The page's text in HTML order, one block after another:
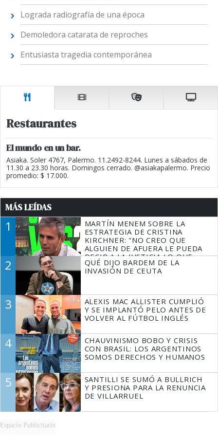
Lograda radiografía de una época
Demoledora catarata de reproches
Entusiasta tragedia contemporánea
Restaurantes
El mundo en un bar.
Asiaka. Soler 4767, Palermo. 11.2492-8244. Lunes a sábados de
11.30 a 23.30 horas. Domingos cerrado. @asiakapalermo. Precio
promedio: $ 17.000.
MÁS LEÍDAS
1
MARTÍN MENEM SOBRE LA
ESTRATEGIA DE CRISTINA
KIRCHNER: "NO CREO QUE
ALGUIEN DE AFUERA LE PUEDA
DECIR A LA JUSTICIA LO QUE
TIENE QUE HACER"
2
QUÉ DIJO BARDEM DE LA
INVASIÓN DE CEUTA
3
ALEXIS MAC ALLISTER CUMPLIÓ
Y SE IMPLANTÓ PELO ANTES DE
VOLVER AL FÚTBOL INGLÉS
4
CHAUVINISMO BOBO Y CRISIS
CON BRASIL: LOS ARGENTINOS
SOMOS DERECHOS Y HUMANOS
5
SANTILLI SE SUMÓ A BULLRICH
Y PRESIONA PARA LA RENUNCIA
DE VILLARRUEL
Espacio Publicitario